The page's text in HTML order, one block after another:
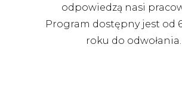
odpowiedzą nasi
Program dostępny jest od
roku do odwołania.